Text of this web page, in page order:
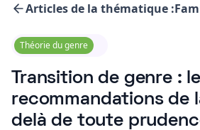
Articles de la thématique :
Théorie du genre
Transition de genre :
recommandations de
delà de toute